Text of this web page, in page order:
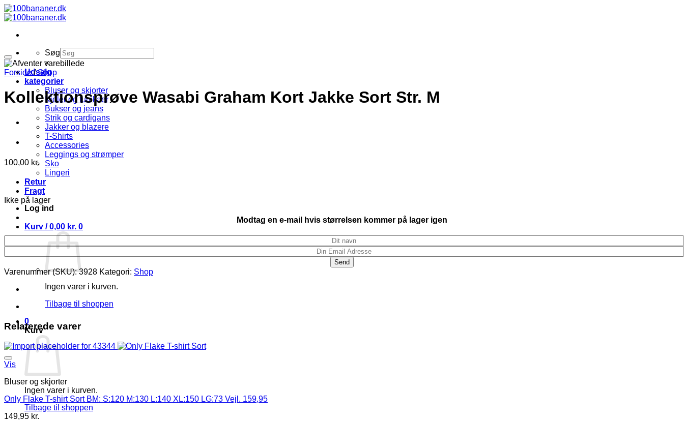
Fortsæt
til
Søg
×
Udsalg
kategorier
Bluser og skjorter
Kjoler og tunikaer
Bukser og jeans
Strik og cardigans
Jakker og blazere
T-Shirts
Accessories
Leggings og strømper
Sko
Lingeri
Retur
Fragt
Log ind
Kurv /0,00 kr. 0
Ingen varer i kurven.
Tilbage til shoppen
0
Kurv
Ingen varer i kurven.
Tilbage til shoppen
Forside / Shop
Kollektionsprøve Wasabi Graham Kort Jakke Sort Str. M
100,00 kr.
Ikke på lager
Modtag en e-mail hvis størrelsen kommer på lager igen
Varenummer (SKU):3928 Kategori: Shop
Relaterede varer
Vis
Bluser og skjorter
Only Flake T-shirt Sort BM: S:120 M:130 L:140 XL:150 LG:73 Vejl. 159,95
149,95 kr.